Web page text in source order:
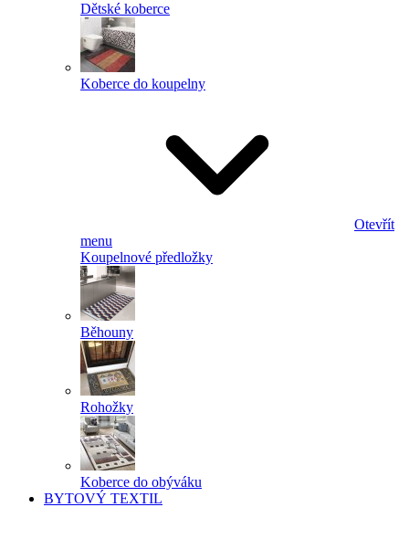
Dětské koberce
Koberce do koupelny
Otevřít
menu
Koupelnové předložky
Běhouny
Rohožky
Koberce do obýváku
BYTOVÝ TEXTIL